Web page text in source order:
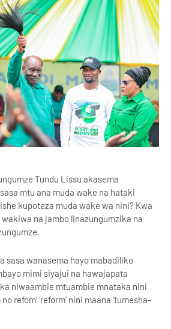
Tundu Lissu akasema
mtu ana muda wake na hataki
kupoteza muda wake wa nini? Kwa
na jambo linazungumzika na
sasa wanasema hayo mabadiliko
mimi siyajui na hawajapata
niwaambie mtuambie mnataka nini
refom’ ‘reform’ nini maana ‘tumesha-